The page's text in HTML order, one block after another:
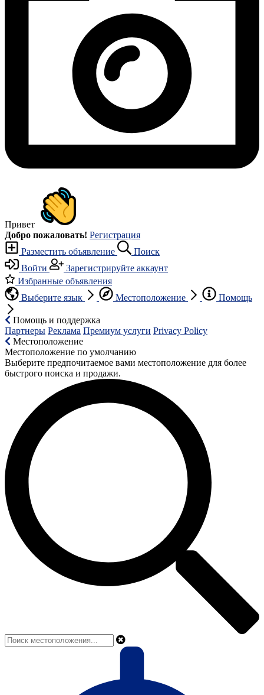
Привет
Добро пожаловать! Регистрация
Разместить объявление
Поиск
Войти
Зарегистрируйте аккаунт
Избранные объявления
Выберите язык
Местоположение Помощь
Помощь и поддержка
Партнеры Реклама Премиум услуги Privacy Policy
Местоположение
Местоположение по умолчанию
Выберите предпочитаемое вами местоположение для более
быстрого поиска и продажи.